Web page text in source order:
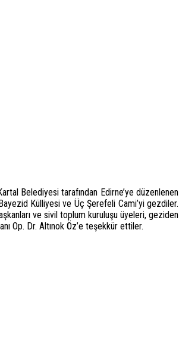
Belediyesi tarafından Edirne’ye düzenlenen
Külliyesi ve Üç Şerefeli Cami’yi gezdiler.
ve sivil toplum kuruluşu üyeleri, geziden
Op. Dr. Altınok Öz’e teşekkür ettiler.